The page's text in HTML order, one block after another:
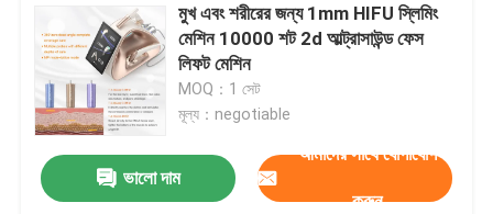
পণ্য
ভিডিও
VR প্রদর্শন
মুখ এবং শরীরের জন্য 1mm HIFU স্লিমিং
মেশিন 10000 শট 2d আল্ট্রাসাউন্ড ফেস
লিফট মেশিন
MOQ：1 সেট
মূল্য：negotiable
ভালো দাম
আমাদের সাথে যোগাযোগ
করুন